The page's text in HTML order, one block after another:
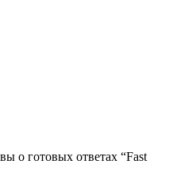
о готовых ответах “Fast